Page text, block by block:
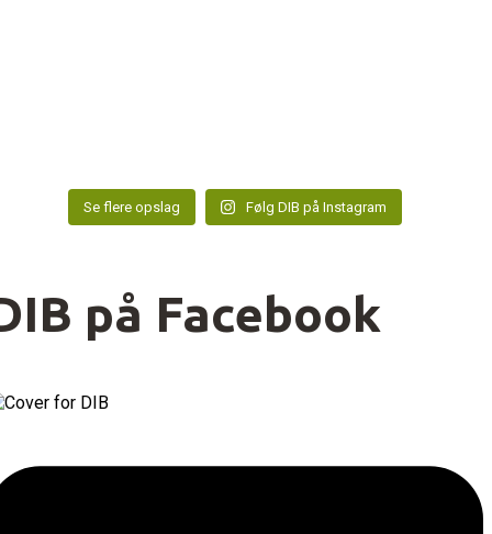
Se flere opslag Følg DIB på Instagram
på Facebook